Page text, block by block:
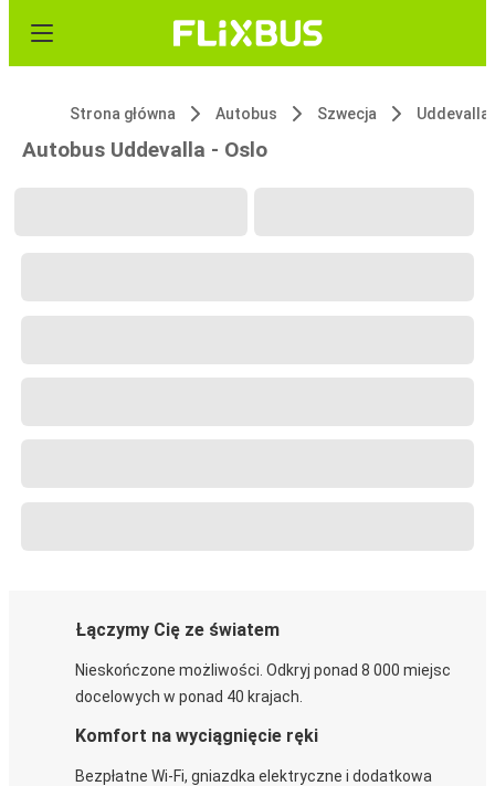
Strona główna Autobus Szwecja Uddevalla
Autobus Uddevalla - Oslo
Łączymy Cię ze światem
Nieskończone możliwości. Odkryj ponad 8 000 miejsc
docelowych w ponad 40 krajach.
Komfort na wyciągnięcie ręki
Bezpłatne Wi-Fi, gniazdka elektryczne i dodatkowa